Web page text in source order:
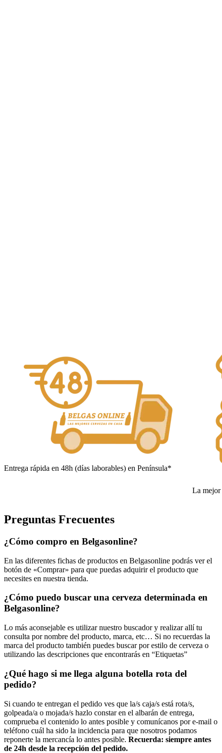
Entrega rápida en 48h (días laborables) en Península*
La mejor
Preguntas Frecuentes
¿Cómo compro en Belgasonline?
En las diferentes fichas de productos en Belgasonline podrás ver el
botón de «Comprar» para que puedas adquirir el producto que
necesites en nuestra tienda.
¿Cómo puedo buscar una cerveza determinada en
Belgasonline?
Lo más aconsejable es utilizar nuestro buscador y realizar allí tu
consulta por nombre del producto, marca, etc… Si no recuerdas la
marca del producto también puedes buscar por estilo de cerveza o
utilizando las descripciones que encontrarás en “Etiquetas”
¿Qué hago si me llega alguna botella rota del
pedido?
Si cuando te entregan el pedido ves que la/s caja/s está rota/s,
golpeada/a o mojada/s hazlo constar en el albarán de entrega,
comprueba el contenido lo antes posible y comunícanos por e-mail o
teléfono cuál ha sido la incidencia para que nosotros podamos
reponerte la mercancía lo antes posible. Recuerda: siempre antes
de 24h desde la recepción del pedido.